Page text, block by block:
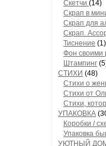
Скетчи (14)
Скрап в
Скрап для
Скрап.
Тиснение (1)
Фон своими
Штампинг
СТИХИ (48)
Стихи о
Стихи от
Стихи,
УПАКОВКА
Коробки /
Упаковка
УЮТНЫЙ